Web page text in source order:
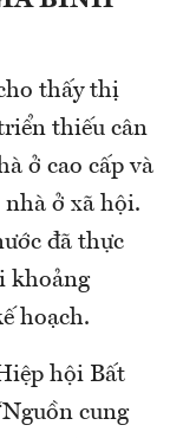
thấy thị
thiếu cân
ở cao cấp và
ở xã hội.
đã thực
khoảng
hoạch.
hội Bất
cung